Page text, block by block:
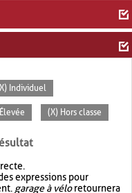
Individuel
(X) Hors classe
expressions pour
garage à véloretournera